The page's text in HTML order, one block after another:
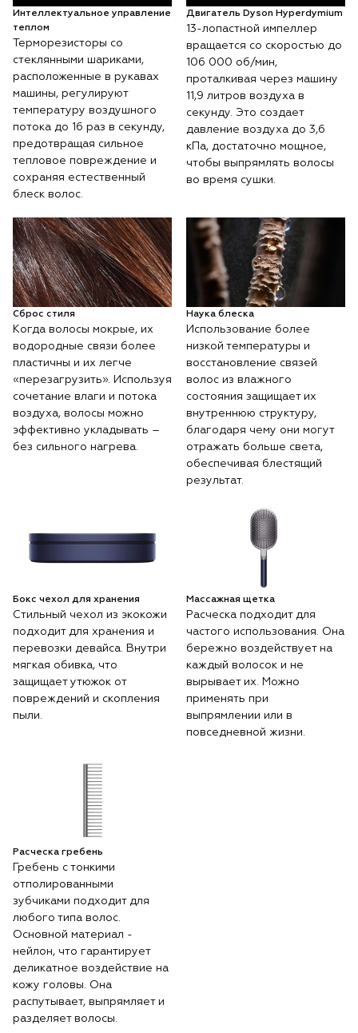
Интеллектуальное управление
теплом
Терморезисторы со
стеклянными шариками,
расположенные в рукавах
машины, регулируют
температуру воздушного
потока до 16 раз в секунду,
предотвращая сильное
тепловое повреждение и
сохраняя естественный
блеск волос.
Двигатель Dyson Hyperdymium
13-лопастной импеллер
вращается со скоростью до
106 000 об/мин,
проталкивая через машину
11,9 литров воздуха в
секунду. Это создает
давление воздуха до 3,6
кПа, достаточно мощное,
чтобы выпрямлять волосы
во время сушки.
Сброс стиля
Когда волосы мокрые, их
водородные связи более
пластичны и их легче
«перезагрузить». Используя
сочетание влаги и потока
воздуха, волосы можно
эффективно укладывать –
без сильного нагрева.
Наука блеска
Использование более
низкой температуры и
восстановление связей
волос из влажного
состояния защищает их
внутреннюю структуру,
благодаря чему они могут
отражать больше света,
обеспечивая блестящий
результат.
Бокс чехол для хранения
Стильный чехол из экокожи
подходит для хранения и
перевозки девайса. Внутри
мягкая обивка, что
защищает утюжок от
повреждений и скопления
пыли.
Массажная щетка
Расческа подходит для
частого использования. Она
бережно воздействует на
каждый волосок и не
вырывает их. Можно
применять при
выпрямлении или в
повседневной жизни.
Расческа гребень
Гребень с тонкими
отполированными
зубчиками подходит для
любого типа волос.
Основной материал -
нейлон, что гарантирует
деликатное воздействие на
кожу головы. Она
распутывает, выпрямляет и
разделяет волосы.